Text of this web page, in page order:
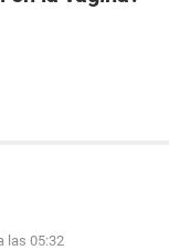
las 05:32